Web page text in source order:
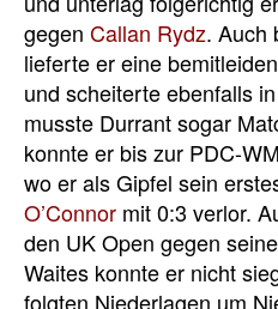
gegen Callan Rydz. Auch
lieferte er eine
und scheiterte ebenfalls
musste Durrant sogar
konnte er bis zur PDC-
wo er als Gipfel sein
O’Connor mit 0:3 verlor.
den UK Open gegen
Waites konnte er nicht
folgten Niederlagen um